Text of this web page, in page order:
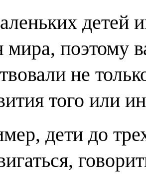
детей
мира, поэтому
не
того или
дети до